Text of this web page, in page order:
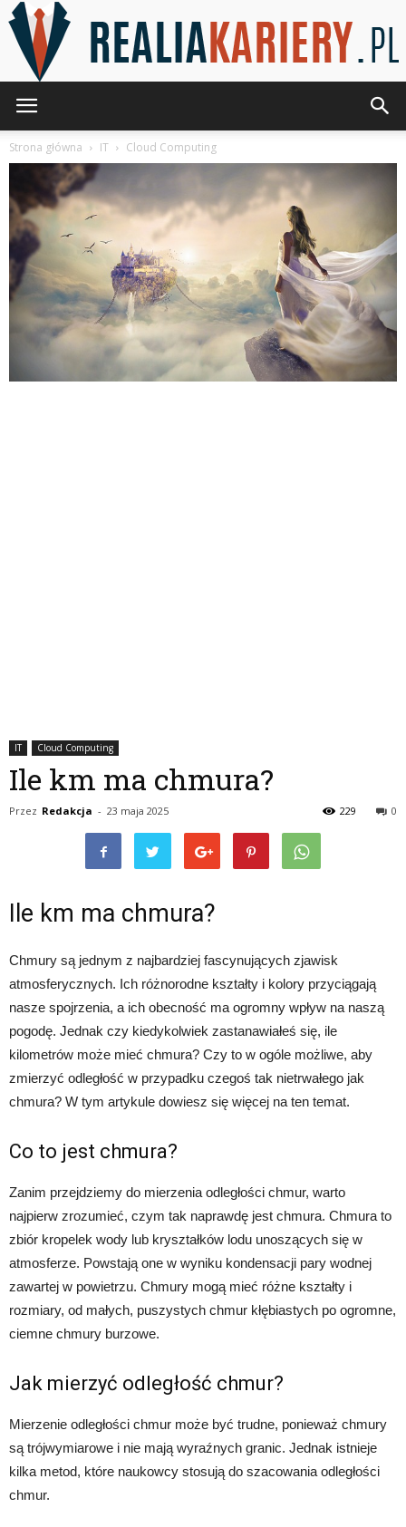
Strona główna IT Cloud Computing
IT Cloud Computing
Ile km ma chmura?
Przez Redakcja - 23 maja 2025 0
229
Ile km ma chmura?
Chmury są jednym z najbardziej fascynujących zjawisk
atmosferycznych. Ich różnorodne kształty i kolory przyciągają
nasze spojrzenia, a ich obecność ma ogromny wpływ na naszą
pogodę. Jednak czy kiedykolwiek zastanawiałeś się, ile
kilometrów może mieć chmura? Czy to w ogóle możliwe, aby
zmierzyć odległość w przypadku czegoś tak nietrwałego jak
chmura? W tym artykule dowiesz się więcej na ten temat.
Co to jest chmura?
Zanim przejdziemy do mierzenia odległości chmur, warto
najpierw zrozumieć, czym tak naprawdę jest chmura. Chmura to
zbiór kropelek wody lub kryształków lodu unoszących się w
atmosferze. Powstają one w wyniku kondensacji pary wodnej
zawartej w powietrzu. Chmury mogą mieć różne kształty i
rozmiary, od małych, puszystych chmur kłębiastych po ogromne,
ciemne chmury burzowe.
Jak mierzyć odległość chmur?
Mierzenie odległości chmur może być trudne, ponieważ chmury
są trójwymiarowe i nie mają wyraźnych granic. Jednak istnieje
kilka metod, które naukowcy stosują do szacowania odległości
chmur.